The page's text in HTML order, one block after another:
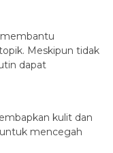
Meskipun tidak
dapat
kulit dan
mencegah